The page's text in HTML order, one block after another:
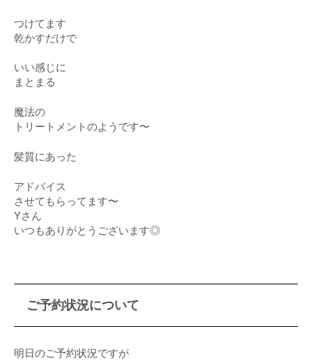
つけてます
乾かすだけで
いい感じに
まとまる
魔法の
トリートメントのようです〜
髪質にあった
アドバイス
させてもらってます〜
Yさん
いつもありがとうございます◎
ご予約状況について
明日のご予約状況ですが